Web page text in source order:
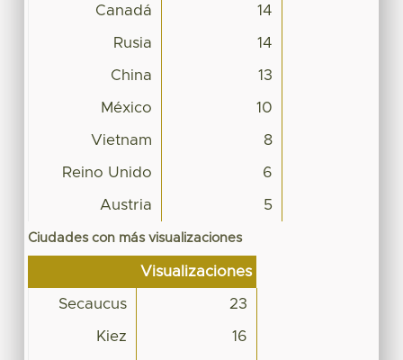
Canadá 14
Rusia 14
China 13
México 10
Vietnam 8
Reino Unido 6
Austria 5
Ciudades con más visualizaciones
Visualizaciones
Secaucus 23
Kiez 16